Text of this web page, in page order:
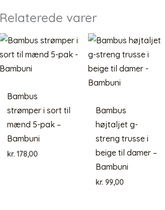
Relaterede varer
Bambus
strømper i sort til
mænd 5-pak –
Bambuni
kr.178,00
Bambus
højtaljet g-
streng trusse i
beige til damer –
Bambuni
kr. 99,00